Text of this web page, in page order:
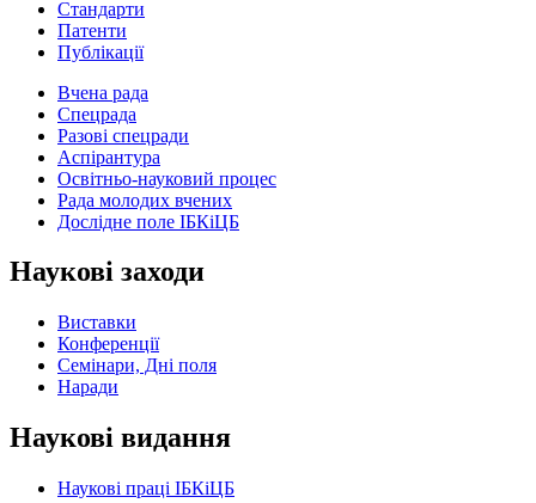
Стандарти
Патенти
Публікації
Вчена рада
Спецрада
Разові спецради
Аспірантура
Освітньо-науковий процес
Рада молодих вчених
Дослідне поле ІБКіЦБ
Наукові заходи
Виставки
Конференції
Семінари, Дні поля
Наради
Наукові видання
Наукові праці ІБКіЦБ